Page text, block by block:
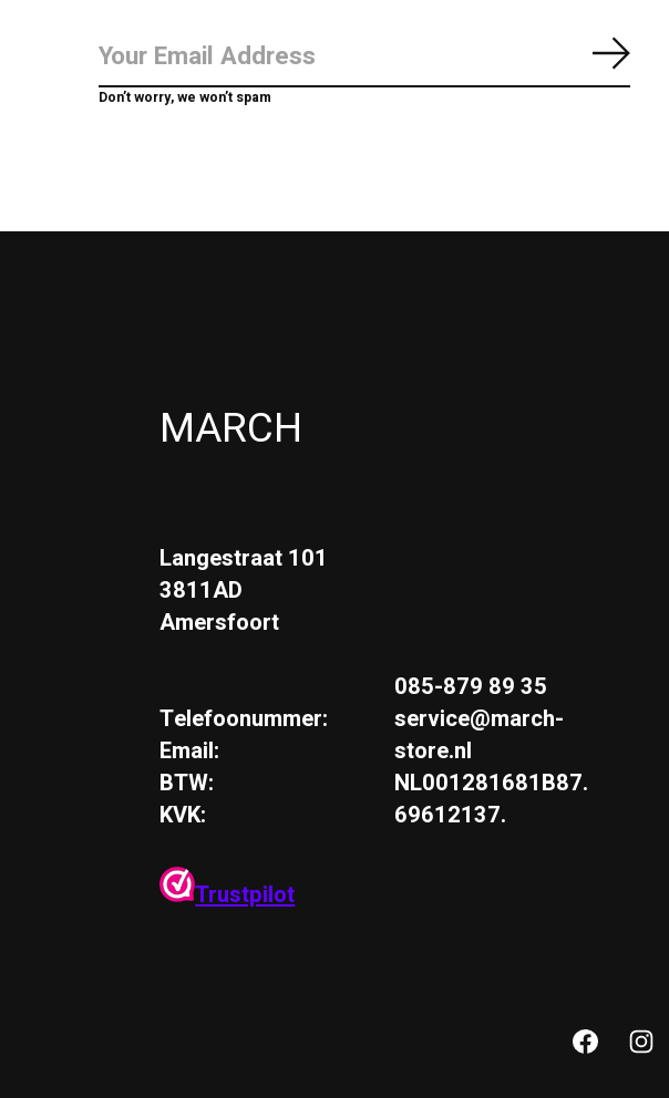
Don’t worry, we won’t spam
MARCH
Langestraat 101
3811AD
Amersfoort
Telefoonummer:
Email:
BTW:
KVK:
085-879 89 35
service@march-
store.nl
NL001281681B87.
69612137.
Trustpilot